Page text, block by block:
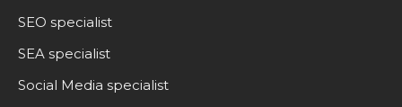
SEO specialist
SEA specialist
Social Media specialist